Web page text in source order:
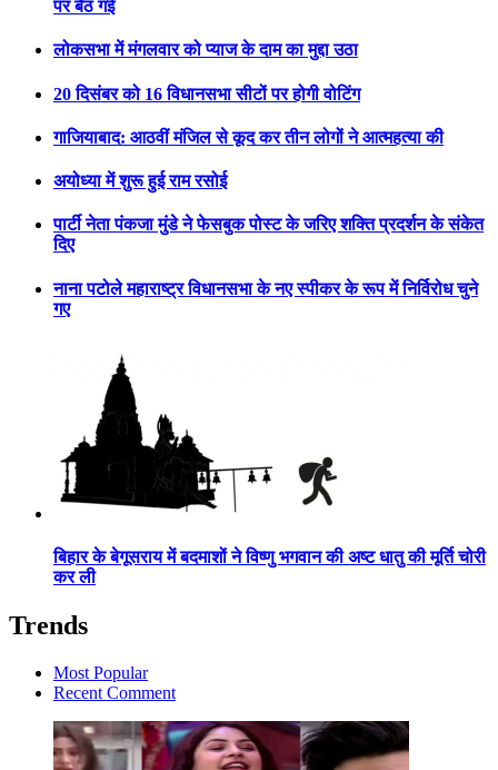
पर बैठ गई
लोकसभा में मंगलवार को प्याज के दाम का मुद्दा उठा
20 दिसंबर को 16 विधानसभा सीटों पर होगी वोटिंग
गाजियाबाद: आठवीं मंजिल से कूद कर तीन लोगों ने आत्महत्या की
अयोध्या में शुरू हुई राम रसोई
पार्टी नेता पंकजा मुंडे ने फेसबुक पोस्ट के जरिए शक्ति प्रदर्शन के संकेत
दिए
नाना पटोले महाराष्ट्र विधानसभा के नए स्पीकर के रूप में निर्विरोध चुने
गए
बिहार के बेगूसराय में बदमाशों ने विष्णु भगवान की अष्ट धातु की मूर्ति चोरी
कर ली
Trends
Most Popular
Recent Comment